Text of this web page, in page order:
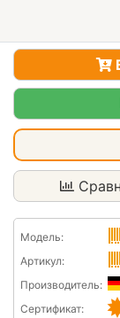
Модель:
Артикул:
Производитель:
Сертификат: